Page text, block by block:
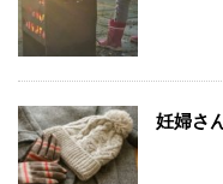
妊婦さ